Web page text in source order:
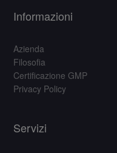
Informazioni
Azienda
Filosofia
Certificazione GMP
Privacy Policy
Servizi